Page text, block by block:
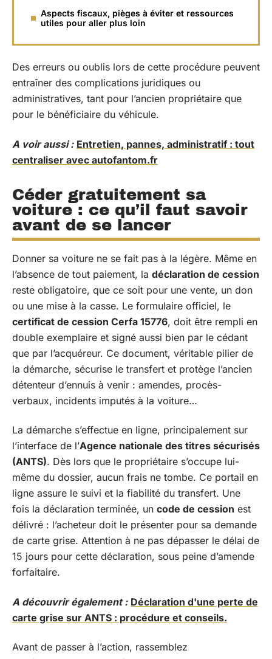
Aspects fiscaux, pièges à éviter et ressources
utiles pour aller plus loin
Des erreurs ou oublis lors de cette procédure peuvent
entraîner des complications juridiques ou
administratives, tant pour l’ancien propriétaire que
pour le bénéficiaire du véhicule.
A voir aussi : Entretien, pannes, administratif : tout
centraliser avec autofantom.fr
Céder gratuitement sa
voiture : ce qu’il faut savoir
avant de se lancer
Donner sa voiture ne se fait pas à la légère. Même en
l’absence de tout paiement, la déclaration de cession
reste obligatoire, que ce soit pour une vente, un don
ou une mise à la casse. Le formulaire officiel, le
certificat de cession Cerfa 15776, doit être rempli en
double exemplaire et signé aussi bien par le cédant
que par l’acquéreur. Ce document, véritable pilier de
la démarche, sécurise le transfert et protège l’ancien
détenteur d’ennuis à venir : amendes, procès-
verbaux, incidents imputés à la voiture…
La démarche s’effectue en ligne, principalement sur
l’interface de l’Agence nationale des titres sécurisés
(ANTS). Dès lors que le propriétaire s’occupe lui-
même du dossier, aucun frais ne tombe. Ce portail en
ligne assure le suivi et la fiabilité du transfert. Une
fois la déclaration terminée, un code de cession est
délivré : l’acheteur doit le présenter pour sa demande
de carte grise. Attention à ne pas dépasser le délai de
15 jours pour cette déclaration, sous peine d’amende
forfaitaire.
A découvrir également : Déclaration d'une perte de
carte grise sur ANTS : procédure et conseils.
Avant de passer à l’action, rassemblez